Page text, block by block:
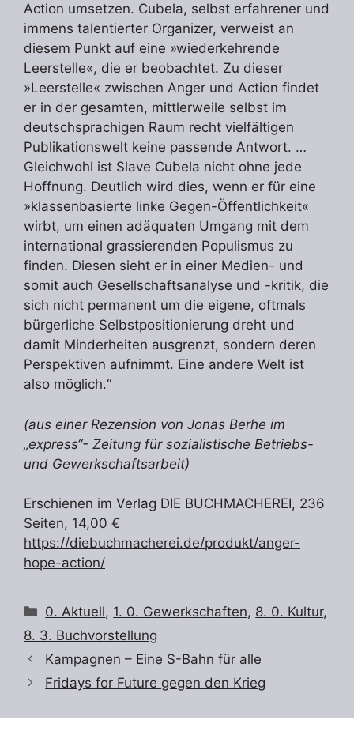
Action umsetzen. Cubela, selbst erfahrener und
immens talentierter Organizer, verweist an
diesem Punkt auf eine »wiederkehrende
Leerstelle«, die er beobachtet. Zu dieser
»Leerstelle« zwischen Anger und Action findet
er in der gesamten, mittlerweile selbst im
deutschsprachigen Raum recht vielfältigen
Publikationswelt keine passende Antwort. …
Gleichwohl ist Slave Cubela nicht ohne jede
Hoffnung. Deutlich wird dies, wenn er für eine
»klassenbasierte linke Gegen-Öffentlichkeit«
wirbt, um einen adäquaten Umgang mit dem
international grassierenden Populismus zu
finden. Diesen sieht er in einer Medien- und
somit auch Gesellschaftsanalyse und -kritik, die
sich nicht permanent um die eigene, oftmals
bürgerliche Selbstpositionierung dreht und
damit Minderheiten ausgrenzt, sondern deren
Perspektiven aufnimmt. Eine andere Welt ist
also möglich.“
(aus einer Rezension von Jonas Berhe im
„express“- Zeitung für sozialistische Betriebs-
und Gewerkschaftsarbeit)
Erschienen im Verlag DIE BUCHMACHEREI, 236
Seiten, 14,00 €
https://diebuchmacherei.de/produkt/anger-
hope-action/
Kategorien
0. Aktuell, 1. 0. Gewerkschaften, 8. 0. Kultur,
8. 3. Buchvorstellung
Kampagnen – Eine S-Bahn für alle
Fridays for Future gegen den Krieg